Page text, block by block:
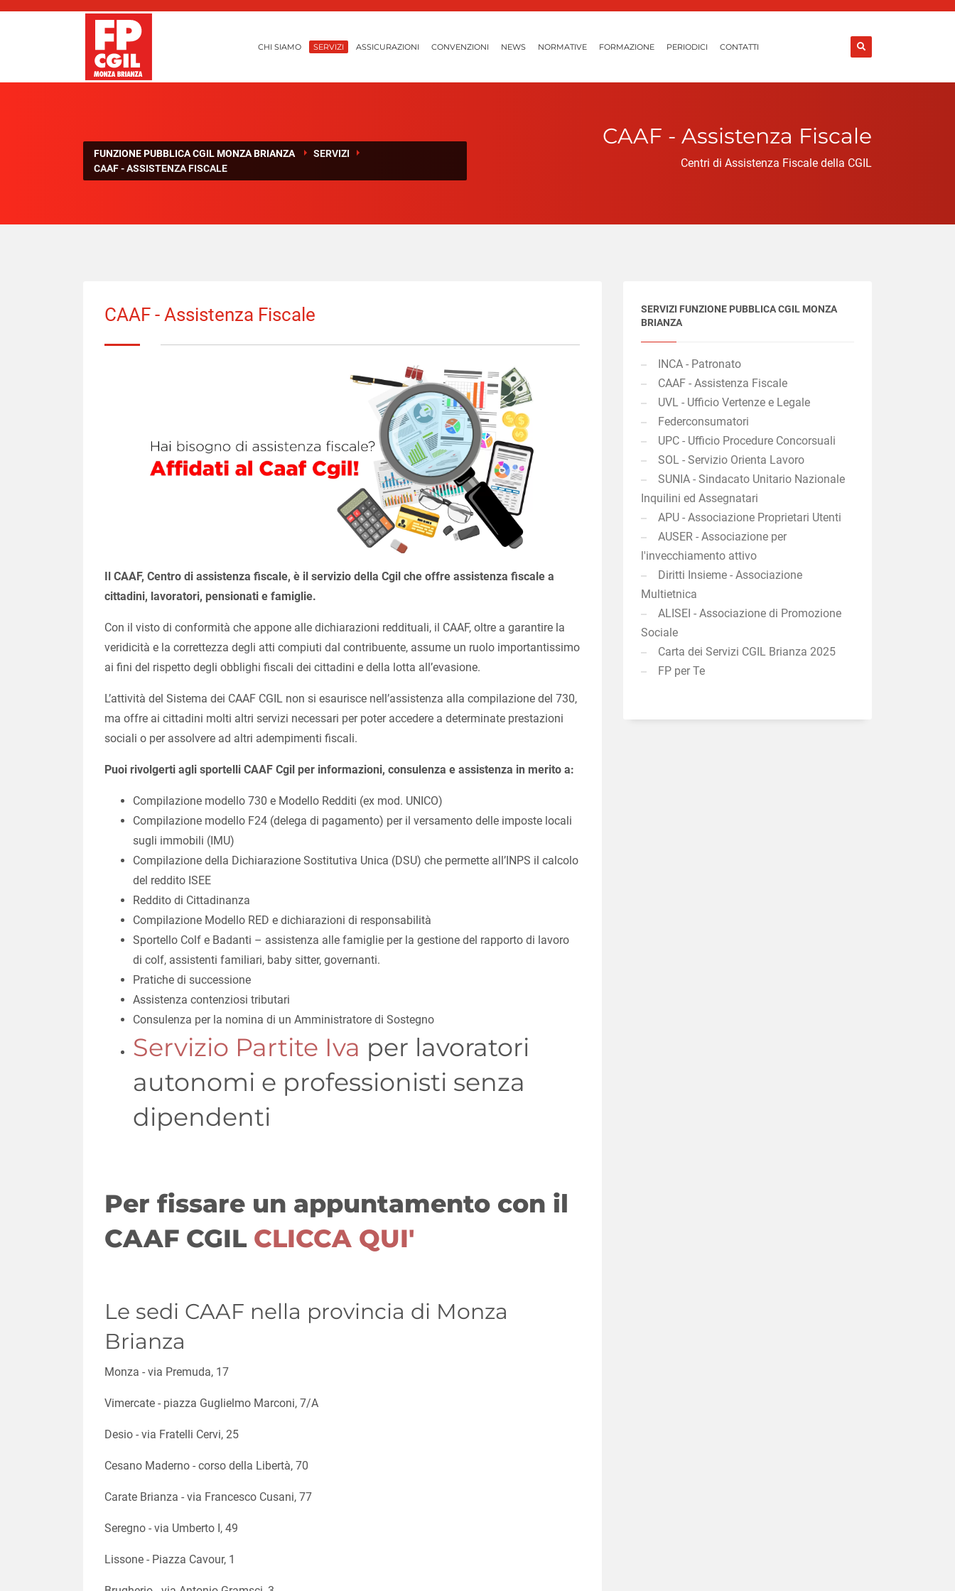
CHI SIAMO SERVIZI ASSICURAZIONI CONVENZIONI NEWS NORMATIVE FORMAZIONE PERIODICI CONTATTI
FUNZIONE PUBBLICA CGIL MONZA BRIANZA
SERVIZI
CAAF - ASSISTENZA FISCALE
CAAF - Assistenza Fiscale
Centri di Assistenza Fiscale della CGIL
CAAF - Assistenza Fiscale
Il CAAF, Centro di assistenza fiscale, è il servizio della Cgil che offre assistenza fiscale a
cittadini, lavoratori, pensionati e famiglie.
Con il visto di conformità che appone alle dichiarazioni reddituali, il CAAF, oltre a garantire la
veridicità e la correttezza degli atti compiuti dal contribuente, assume un ruolo importantissimo
ai fini del rispetto degli obblighi fiscali dei cittadini e della lotta all’evasione.
L’attività del Sistema dei CAAF CGIL non si esaurisce nell’assistenza alla compilazione del 730,
ma offre ai cittadini molti altri servizi necessari per poter accedere a determinate prestazioni
sociali o per assolvere ad altri adempimenti fiscali.
Puoi rivolgerti agli sportelli CAAF Cgil per informazioni, consulenza e assistenza in merito a:
Compilazione modello 730 e Modello Redditi (ex mod. UNICO)
Compilazione modello F24 (delega di pagamento) per il versamento delle imposte locali
sugli immobili (IMU)
Compilazione della Dichiarazione Sostitutiva Unica (DSU) che permette all’INPS il calcolo
del reddito ISEE
Reddito di Cittadinanza
Compilazione Modello RED e dichiarazioni di responsabilità
Sportello Colf e Badanti – assistenza alle famiglie per la gestione del rapporto di lavoro
di colf, assistenti familiari, baby sitter, governanti.
Pratiche di successione
Assistenza contenziosi tributari
Consulenza per la nomina di un Amministratore di Sostegno
Servizio Partite Iva per lavoratori
autonomi e professionisti senza
dipendenti
Per fissare un appuntamento con il
CAAF CGIL CLICCA QUI'
Le sedi CAAF nella provincia di Monza
Brianza
Monza - via Premuda, 17
Vimercate - piazza Guglielmo Marconi, 7/A
Desio - via Fratelli Cervi, 25
Cesano Maderno - corso della Libertà, 70
Carate Brianza - via Francesco Cusani, 77
Seregno - via Umberto I, 49
Lissone - Piazza Cavour, 1
SERVIZI FUNZIONE PUBBLICA CGIL MONZA
BRIANZA
INCA - Patronato
CAAF - Assistenza Fiscale
UVL - Ufficio Vertenze e Legale
Federconsumatori
UPC - Ufficio Procedure Concorsuali
SOL - Servizio Orienta Lavoro
SUNIA - Sindacato Unitario Nazionale
Inquilini ed Assegnatari
APU - Associazione Proprietari Utenti
AUSER - Associazione per
l'invecchiamento attivo
Diritti Insieme - Associazione
Multietnica
ALISEI - Associazione di Promozione
Sociale
Carta dei Servizi CGIL Brianza 2025
FP per Te